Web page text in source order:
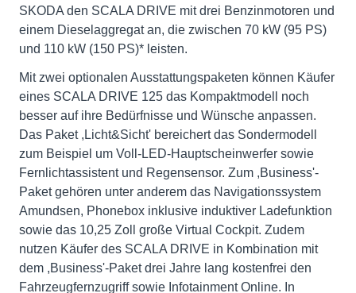
SKODA den SCALA DRIVE mit drei Benzinmotoren und
einem Dieselaggregat an, die zwischen 70 kW (95 PS)
und 110 kW (150 PS)* leisten.
Mit zwei optionalen Ausstattungspaketen können Käufer
eines SCALA DRIVE 125 das Kompaktmodell noch
besser auf ihre Bedürfnisse und Wünsche anpassen.
Das Paket ,Licht&Sicht' bereichert das Sondermodell
zum Beispiel um Voll-LED-Hauptscheinwerfer sowie
Fernlichtassistent und Regensensor. Zum ,Business'-
Paket gehören unter anderem das Navigationssystem
Amundsen, Phonebox inklusive induktiver Ladefunktion
sowie das 10,25 Zoll große Virtual Cockpit. Zudem
nutzen Käufer des SCALA DRIVE in Kombination mit
dem ,Business'-Paket drei Jahre lang kostenfrei den
Fahrzeugfernzugriff sowie Infotainment Online. In